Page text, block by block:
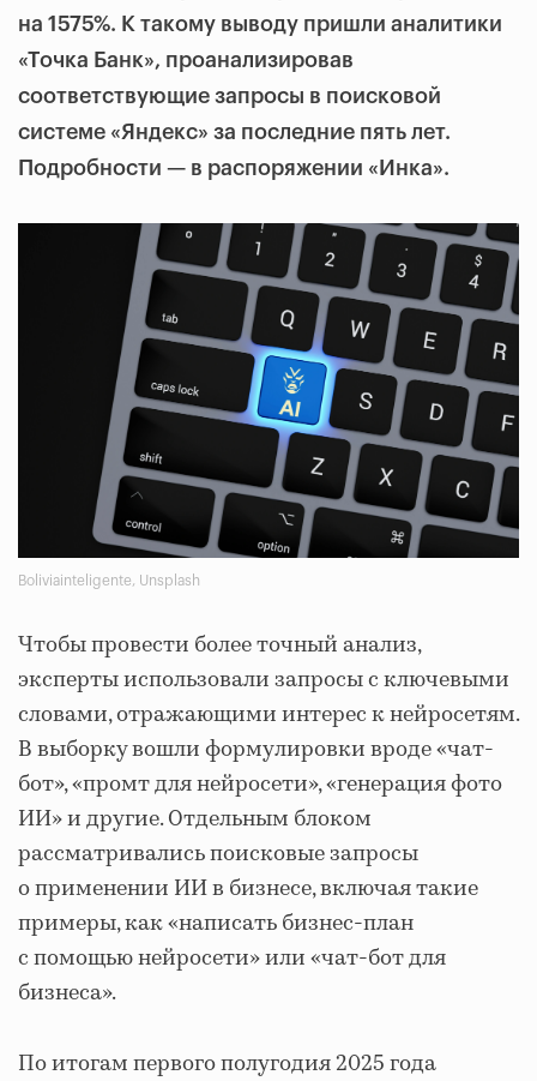
на 1575%. К такому выводу пришли аналитики
«Точка Банк», проанализировав
соответствующие запросы в поисковой
системе «Яндекс» за последние пять лет.
Подробности — в распоряжении «Инка».
Boliviainteligente, Unsplash
Чтобы провести более точный анализ,
эксперты использовали запросы с ключевыми
словами, отражающими интерес к нейросетям.
В выборку вошли формулировки вроде «чат-
бот», «промт для нейросети», «генерация фото
ИИ» и другие. Отдельным блоком
рассматривались поисковые запросы
о применении ИИ в бизнесе, включая такие
примеры, как «написать бизнес-план
с помощью нейросети» или «чат-бот для
бизнеса».
По итогам первого полугодия 2025 года